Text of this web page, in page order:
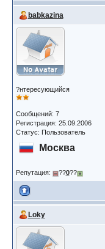
babkazina
?нтересующийся
Сообщений: 7
Регистрация: 25.09.2006
Статус: Пользователь
Москва
Репутация: ??0??
Loky